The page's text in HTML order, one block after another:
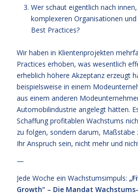
Wer schaut eigentlich nach
komplexeren Organisationen
Best Practices?
Wir haben in Klientenprojekten
Practices erhoben, was wesentlich
erheblich höhere Akzeptanz erzeugt
beispielsweise in einem
aus einem anderen
Automobilindustrie angelegt hätten.
Schaffung profitablen Wachstums
zu folgen, sondern darum, Maßstäbe
Ihr Anspruch sein, nicht mehr und
—
Jede Woche ein Wachstumsimpuls:
Growth“ – Die Mandat